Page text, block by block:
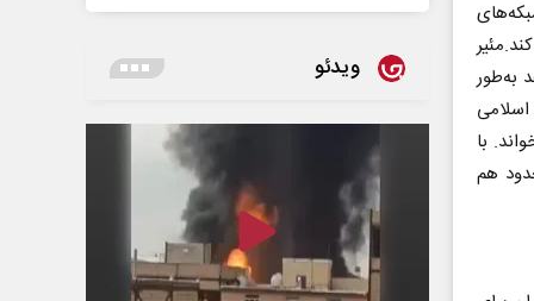
به‌طور
با
هم
ویدئو